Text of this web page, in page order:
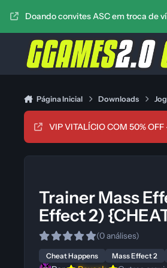
Doando convites ASC em troca de
Página Inicial Downloads
VIP VITALÍCIO COM 50%
Trainer Mass
Effect 2)
(0 análises)
Cheat Happens Mass Effect 2